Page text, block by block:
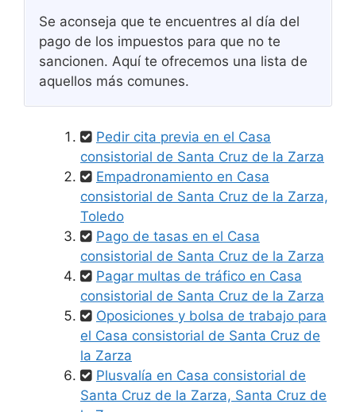
Se aconseja que te encuentres al día del
pago de los impuestos para que no te
sancionen. Aquí te ofrecemos una lista de
aquellos más comunes.
Pedir cita previa en el Casa
consistorial de Santa Cruz de la Zarza
Empadronamiento en Casa
consistorial de Santa Cruz de la Zarza,
Toledo
Pago de tasas en el Casa
consistorial de Santa Cruz de la Zarza
Pagar multas de tráfico en Casa
consistorial de Santa Cruz de la Zarza
Oposiciones y bolsa de trabajo para
el Casa consistorial de Santa Cruz de
la Zarza
Plusvalía en Casa consistorial de
Santa Cruz de la Zarza, Santa Cruz de